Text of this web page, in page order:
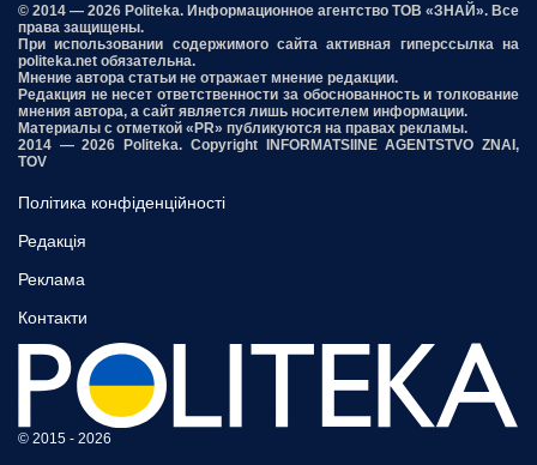
© 2014 — 2026 Politeka. Информационное агентство ТОВ «ЗНАЙ». Все
права защищены.
При использовании содержимого сайта активная гиперссылка на
politeka.net обязательна.
Мнение автора статьи не отражает мнение редакции.
Редакция не несет ответственности за обоснованность и толкование
мнения автора, а сайт является лишь носителем информации.
Материалы с отметкой «PR» публикуются на правах рекламы.
2014 — 2026 Politeka. Copyright INFORMATSIINE AGENTSTVO ZNAI,
TOV
Політика конфіденційності
Редакція
Реклама
Контакти
© 2015 - 2026